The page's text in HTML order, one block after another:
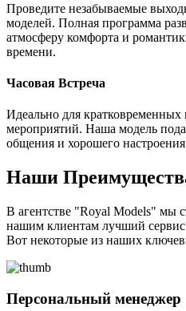
Проведите незабываемые
моделей. Полная программа
атмосферу комфорта и
времени.
Часовая Встреча
Идеально для кратковременных
мероприятий. Наша модель
общения и хорошего
Наши
В агентстве "Royal Models" мы
нашим клиентам лучший
Вот некоторые из наших
Персональный менеджер